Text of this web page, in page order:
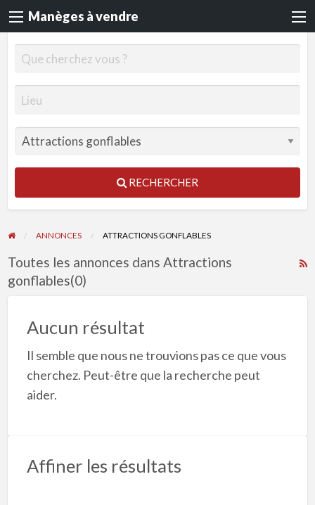
Manèges à vendre
RECHERCHER
ANNONCES ATTRACTIONS GONFLABLES
Toutes les annonces dans Attractions
gonflables(0)
Aucun résultat
Il semble que nous ne trouvions pas ce que vous
cherchez. Peut-être que la recherche peut
aider.
Affiner les résultats